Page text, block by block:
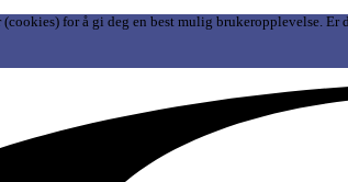
for å gi deg en best mulig brukeropplevelse. Er